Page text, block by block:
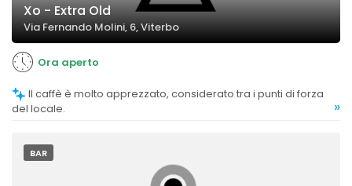
Xo - Extra Old
Via Fernando Molini, 6, Viterbo
Ora aperto
del locale.
»
BAR